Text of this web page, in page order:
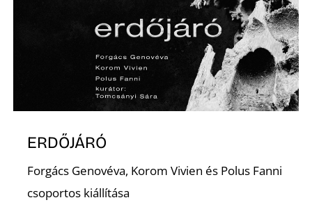
ERDŐJÁRÓ
Forgács Genovéva, Korom Vivien és Polus Fanni
csoportos kiállítása